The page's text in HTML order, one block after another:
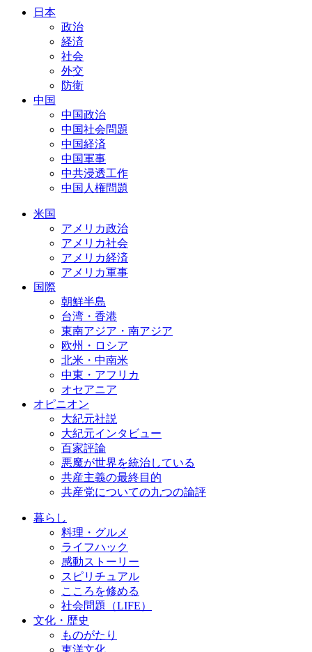
日本
政治
経済
社会
外交
防衛
中国
中国政治
中国社会問題
中国経済
中国軍事
中共浸透工作
中国人権問題
米国
アメリカ政治
アメリカ社会
アメリカ経済
アメリカ軍事
国際
朝鮮半島
台湾・香港
東南アジア・南アジア
欧州・ロシア
北米・中南米
中東・アフリカ
オセアニア
オピニオン
大紀元社説
大紀元インタビュー
百家評論
悪魔が世界を統治している
共産主義の最終目的
共産党についての九つの論評
暮らし
料理・グルメ
ライフハック
感動ストーリー
スピリチュアル
こころを修める
社会問題（LIFE）
文化・歴史
ものがたり